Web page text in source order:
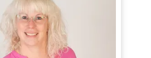
Melanie Beck
Büroleitung
Versicherungsfachfrau